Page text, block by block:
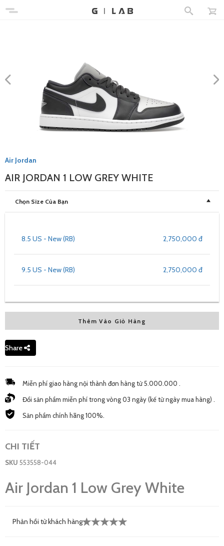
Air Jordan
AIR JORDAN 1 LOW GREY WHITE
Chọn Size Của Bạn
2,750,000 đ
8.5 US - New (RB)
2,750,000 đ
9.5 US - New (RB)
Thêm Vào Giỏ Hàng
Share
Miễn phí giao hàng nội thành đơn hàng từ 5.000.000 .
Đổi sản phẩm miễn phí trong vòng 03 ngày (kế từ ngày mua hàng) .
Sản phẩm chính hãng 100%.
CHI TIẾT
SKU 553558-044
Air Jordan 1 Low Grey White
Phản hồi từ khách hàng